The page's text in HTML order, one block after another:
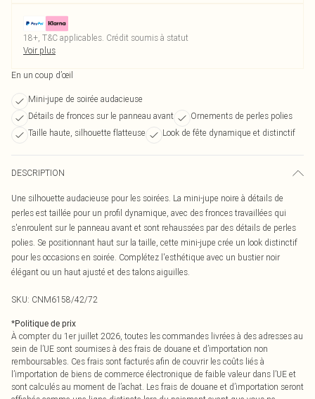
18+, T&C applicables. Crédit soumis à statut
Voir plus
En un coup d’œil
Mini-jupe de soirée audacieuse
Détails de fronces sur le panneau avant
Ornements de perles polies
Taille haute, silhouette flatteuse
Look de fête dynamique et distinctif
DESCRIPTION
Une silhouette audacieuse pour les soirées. La mini-jupe noire à détails de
perles est taillée pour un profil dynamique, avec des fronces travaillées qui
s'enroulent sur le panneau avant et sont rehaussées par des détails de perles
polies. Se positionnant haut sur la taille, cette mini-jupe crée un look distinctif
pour les occasions en soirée. Complétez l'esthétique avec un bustier noir
élégant ou un haut ajusté et des talons aiguilles.
SKU: CNM6158/42/72
*Politique de prix
À compter du 1er juillet 2026, toutes les commandes livrées à des adresses au
sein de l’UE sont soumises à des frais de douane et d’importation non
remboursables. Ces frais sont facturés afin de couvrir les coûts liés à
l’importation de biens de commerce électronique de faible valeur dans l’UE et
sont calculés au moment de l’achat. Les frais de douane et d’importation seront